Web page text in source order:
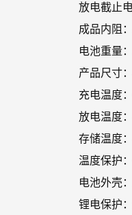
放电截止
成品内阻
电池重量
产品尺寸
充电温度
放电温度
存储温度
温度保护
电池外壳
锂电保护